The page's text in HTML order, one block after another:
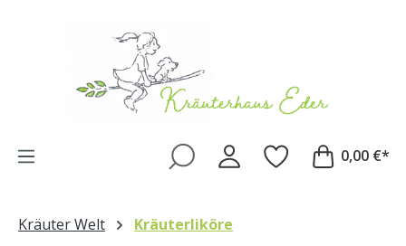
0,00 €*
Kräuter Welt Kräuterliköre